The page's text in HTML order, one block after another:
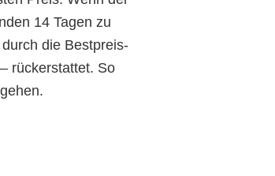
14 Tagen zu
die Bestpreis-
rückerstattet. So